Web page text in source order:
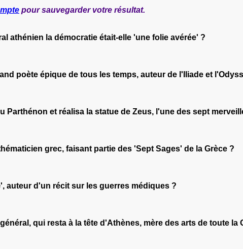
pour sauvegarder votre résultat.
athénien la démocratie était-elle 'une folie avérée' ?
poète épique de tous les temps, auteur de l'Iliade et
Parthénon et réalisa la statue de Zeus, l'une des sept
grec, faisant partie des 'Sept Sages' de la Grèce ?
auteur d'un récit sur les guerres médiques ?
qui resta à la tête d'Athènes, mère des arts de toute la